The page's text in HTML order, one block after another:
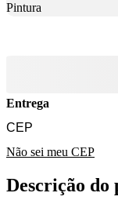
Pintura
Entrega
Não sei meu CEP
Descrição do